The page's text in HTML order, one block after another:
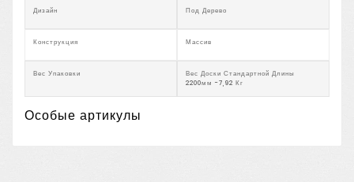
Дизайн Под Дерево
Конструкция Массив
Вес Упаковки
Вес Доски Стандартной Длины
2200мм -7,92 Кг
Особые артикулы